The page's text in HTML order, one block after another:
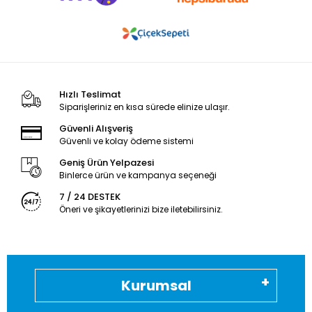
Hızlı Teslimat
Siparişleriniz en kısa sürede elinize ulaşır.
Güvenli Alışveriş
Güvenli ve kolay ödeme sistemi
Geniş Ürün Yelpazesi
Binlerce ürün ve kampanya seçeneği
7 / 24 DESTEK
Öneri ve şikayetlerinizi bize iletebilirsiniz.
Kurumsal